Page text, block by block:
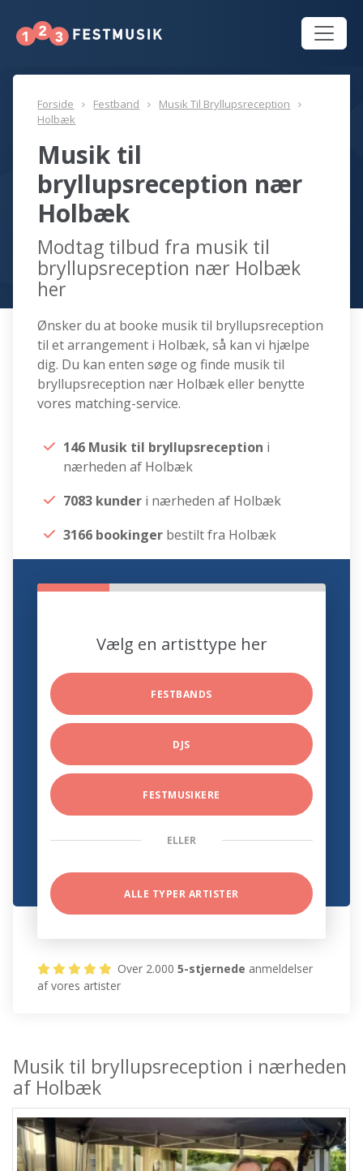
Forside Festband
Musik Til Bryllupsreception
Holbæk
Musik til
bryllupsreception nær
Holbæk
Modtag tilbud fra musik til
bryllupsreception nær Holbæk
her
Ønsker du at booke musik til bryllupsreception
til et arrangement i Holbæk, så kan vi hjælpe
dig. Du kan enten søge og finde musik til
bryllupsreception nær Holbæk eller benytte
vores matching-service.
146 Musik til bryllupsreception i
nærheden af Holbæk
7083 kunder i nærheden af Holbæk
3166 bookinger bestilt fra Holbæk
Vælg en artisttype her
FESTBANDS
DJS
FESTMUSIKERE
ELLER
ALLE TYPER ARTISTER
Over 2.0005-stjernede anmeldelser
af vores artister
Musik til bryllupsreception i nærheden
af Holbæk